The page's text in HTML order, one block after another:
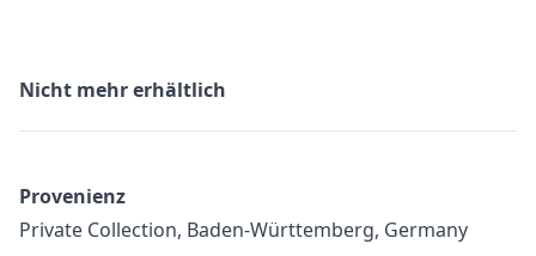
Nicht mehr erhältlich
Provenienz
Private Collection, Baden-Württemberg, Germany